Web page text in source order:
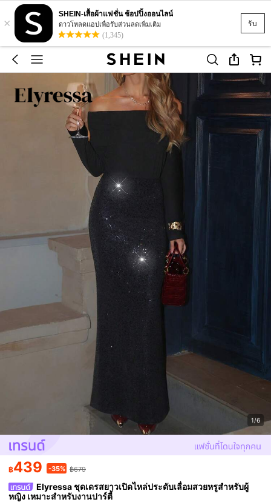
รับ
×
SHEIN-เสื้อผ้าแฟชั่น ช้อปปิ้งออนไลน์
ดาวโหลดแอปเพื่อรับส่วนลดเพิ่มเติม
(1,345)
1/6
฿439 -35% ฿679
Elyressa ชุดเดรสยาวเปิดไหล่ประดับเลื่อมสวยหรูสำหรับผู้
หญิง เหมาะสำหรับงานปาร์ตี้